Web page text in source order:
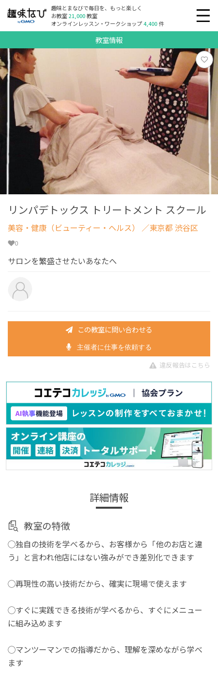
趣味とまなびで毎日を、もっと楽しく
お教室21,000教室
オンラインレッスン・ワークショップ4,400件
教室情報
リンパデトックス トリートメント スクール
美容・健康（ビューティー・ヘルス） ／東京都 渋谷区
0
サロンを繁盛させたいあなたへ
この教室に問い合わせる
主催者に仕事を依頼する
違反報告はこちら
詳細情報
教室の特徴
◯独自の技術を学べるから、お客様から「他のお店と違
う」と言われ他店にはない強みができ差別化できます
◯再現性の高い技術だから、確実に現場で使えます
◯すぐに実践できる技術が学べるから、すぐにメニュー
に組み込めます
◯マンツーマンでの指導だから、理解を深めながら学べ
ます